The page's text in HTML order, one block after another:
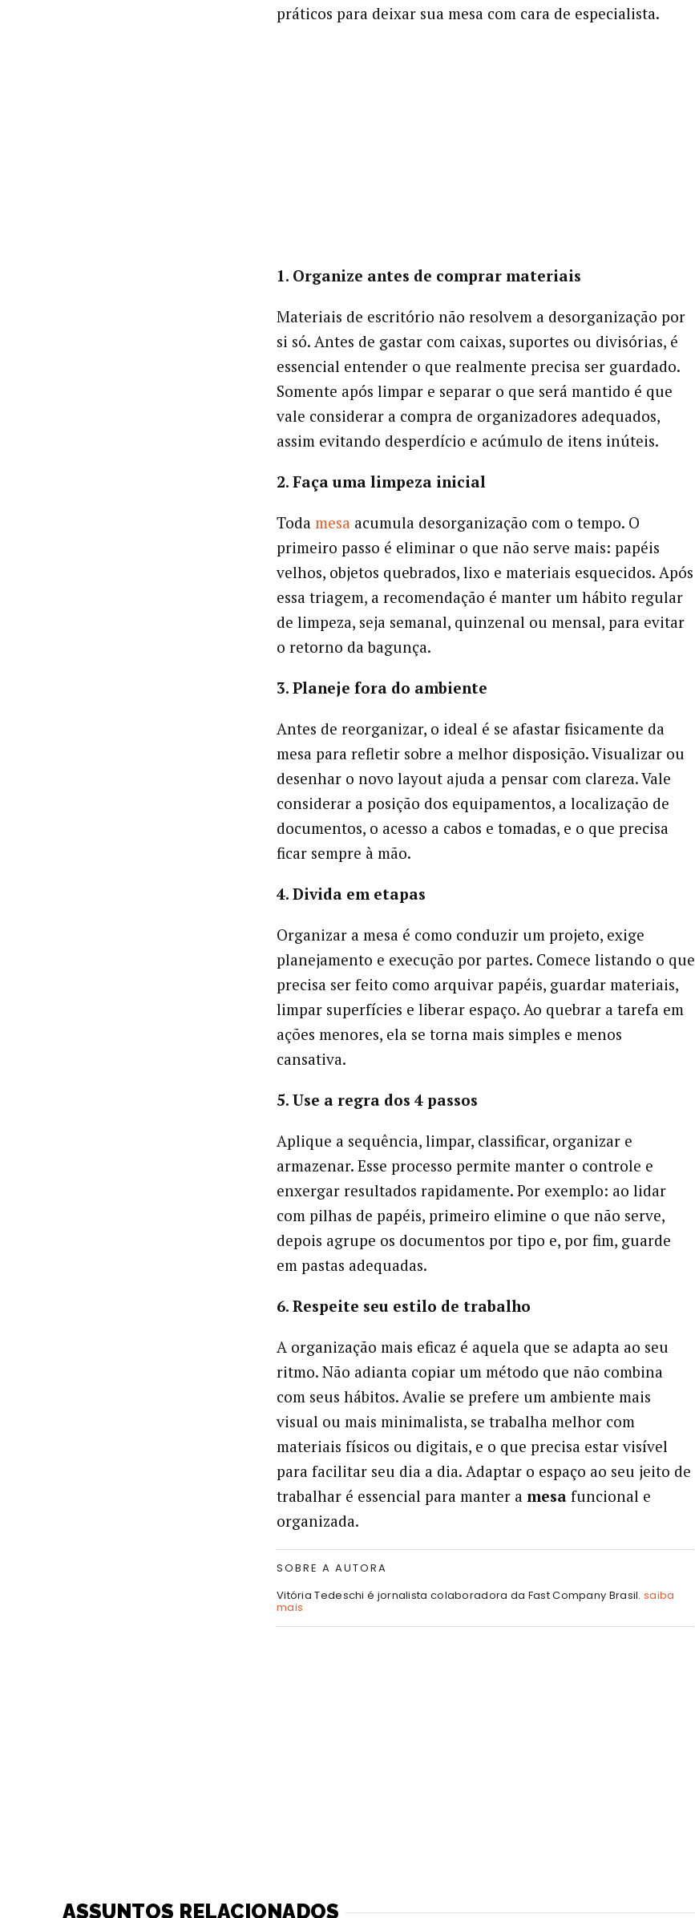
práticos para deixar sua mesa com cara de especialista.
1. Organize antes de comprar materiais
Materiais de escritório não resolvem a desorganização por
si só. Antes de gastar com caixas, suportes ou divisórias, é
essencial entender o que realmente precisa ser guardado.
Somente após limpar e separar o que será mantido é que
vale considerar a compra de organizadores adequados,
assim evitando desperdício e acúmulo de itens inúteis.
2. Faça uma limpeza inicial
Toda mesa acumula desorganização com o tempo. O
primeiro passo é eliminar o que não serve mais: papéis
velhos, objetos quebrados, lixo e materiais esquecidos. Após
essa triagem, a recomendação é manter um hábito regular
de limpeza, seja semanal, quinzenal ou mensal, para evitar
o retorno da bagunça.
3. Planeje fora do ambiente
Antes de reorganizar, o ideal é se afastar fisicamente da
mesa para refletir sobre a melhor disposição. Visualizar ou
desenhar o novo layout ajuda a pensar com clareza. Vale
considerar a posição dos equipamentos, a localização de
documentos, o acesso a cabos e tomadas, e o que precisa
ficar sempre à mão.
4. Divida em etapas
Organizar a mesa é como conduzir um projeto, exige
planejamento e execução por partes. Comece listando o que
precisa ser feito como arquivar papéis, guardar materiais,
limpar superfícies e liberar espaço. Ao quebrar a tarefa em
ações menores, ela se torna mais simples e menos
cansativa.
5. Use a regra dos 4 passos
Aplique a sequência, limpar, classificar, organizar e
armazenar. Esse processo permite manter o controle e
enxergar resultados rapidamente. Por exemplo: ao lidar
com pilhas de papéis, primeiro elimine o que não serve,
depois agrupe os documentos por tipo e, por fim, guarde
em pastas adequadas.
6. Respeite seu estilo de trabalho
A organização mais eficaz é aquela que se adapta ao seu
ritmo. Não adianta copiar um método que não combina
com seus hábitos. Avalie se prefere um ambiente mais
visual ou mais minimalista, se trabalha melhor com
materiais físicos ou digitais, e o que precisa estar visível
para facilitar seu dia a dia. Adaptar o espaço ao seu jeito de
trabalhar é essencial para manter a mesafuncional e
organizada.
SOBRE A AUTORA
Vitória Tedeschi é jornalista colaboradora da Fast Company Brasil.saiba
mais
ASSUNTOS RELACIONADOS